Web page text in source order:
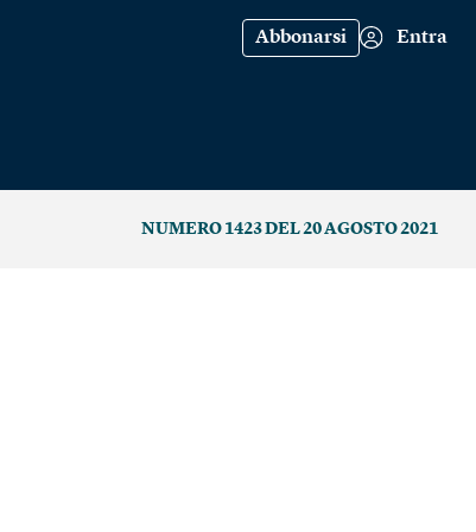
Abbonarsi Entra
NUMERO 1423 DEL 20 AGOSTO 2021